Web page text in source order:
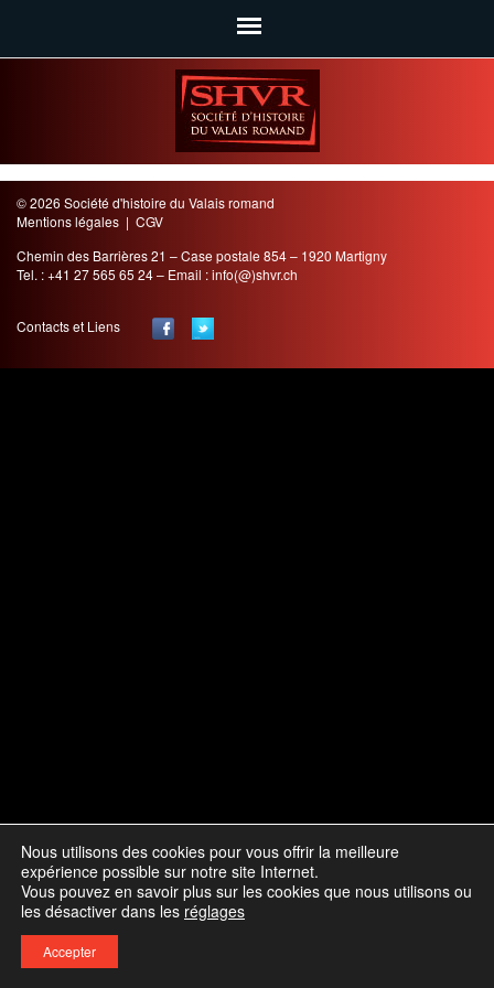
SHVR
© 2026 Société d'histoire du Valais romand
Mentions légales | CGV
Chemin des Barrières 21 – Case postale 854 – 1920 Martigny
Tel. : +41 27 565 65 24 – Email :info(@)shvr.ch
Contacts et Liens
Nous utilisons des cookies pour vous offrir la meilleure
expérience possible sur notre site Internet.
Vous pouvez en savoir plus sur les cookies que nous utilisons ou
les désactiver dans les réglages
Accepter